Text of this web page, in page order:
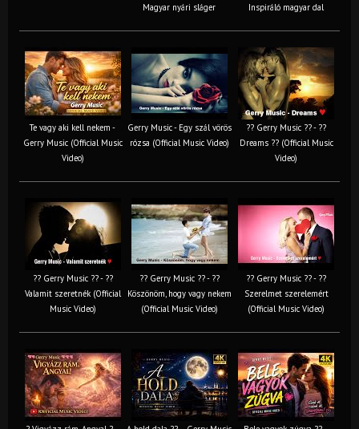
Magyar nyári sláger
Inspiráló magyar dal
Te vagy aki kell nekem -
Gerry Music (Official Music
Video)
Gerry Music - Egy szál vörös
rózsa (Official Music Video)
?? Gerry Music ?? - ??
Dreams ?? (Official Music
Video)
?? Gerry Music ?? - ??
Valamit szeretnék (Official
Music Video)
?? Gerry Music ?? - ??
Köszönöm, hogy vagy nekem
(Official Music Video)
?? Gerry Music ?? - ??
Szerelmet szerelemért
(Official Music Video)